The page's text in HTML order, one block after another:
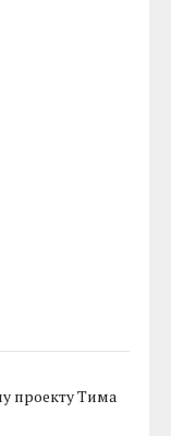
проекту Тима